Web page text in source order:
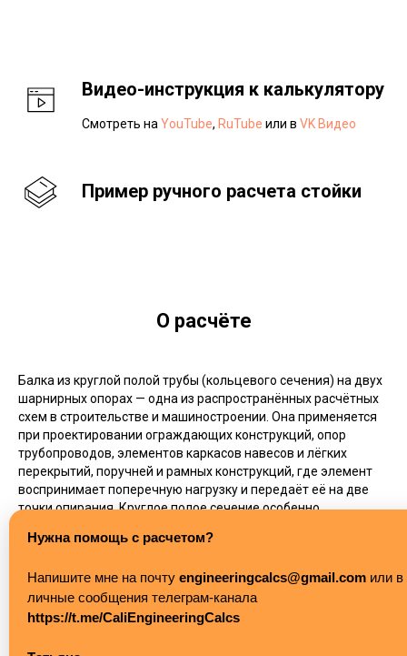
Видео-инструкция к калькулятору
Смотреть на YouTube, RuTube или в VK Видео
Пример ручного расчета стойки
О расчёте
Балка из круглой полой трубы (кольцевого сечения) на двух
шарнирных опорах — одна из распространённых расчётных
схем в строительстве и машиностроении. Она применяется
при проектировании ограждающих конструкций, опор
трубопроводов, элементов каркасов навесов и лёгких
перекрытий, поручней и рамных конструкций, где элемент
воспринимает поперечную нагрузку и передаёт её на две
точки опирания. Круглое полое сечение особенно
направлениям и хороший внешний вид элемента.
Калькулятор выполняет проверку балки по двум ключевым
критериям:
напряжений в сечении с расчётным сопротивлением
Нужна помощь с расчетом?
Напишите мне на почту engineeringcalcs@gmail.com или в
личные сообщения телеграм-канала
https://t.me/CaliEngineeringCalcs